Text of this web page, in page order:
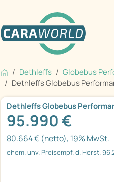
Dethleffs
Globebus
Dethleffs Globebus
Dethleffs Globebus
95.990 €
80.664 € (netto), 19% MwSt.
ehem. unv. Preisempf. d. Herst.